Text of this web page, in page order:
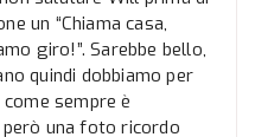
un “Chiama casa,
giro!”. Sarebbe bello,
quindi dobbiamo per
sempre è
però una foto ricordo